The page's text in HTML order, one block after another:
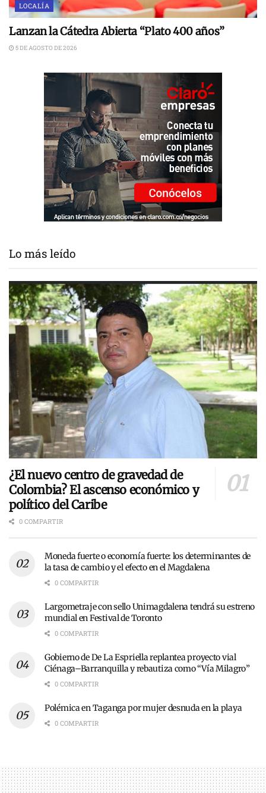
LOCALÍA
Lanzan la Cátedra Abierta “Plato 400 años”
5 DE AGOSTO DE 2026
Lo más leído
¿El nuevo centro de gravedad de
Colombia? El ascenso económico y
político del Caribe
0 COMPARTIR
Moneda fuerte o economía fuerte: los determinantes de
la tasa de cambio y el efecto en el Magdalena
0 COMPARTIR
Largometraje con sello Unimagdalena tendrá su estreno
mundial en Festival de Toronto
0 COMPARTIR
Gobierno de De La Espriella replantea proyecto vial
Ciénaga–Barranquilla y rebautiza como “Vía Milagro”
0 COMPARTIR
Polémica en Taganga por mujer desnuda en la playa
0 COMPARTIR